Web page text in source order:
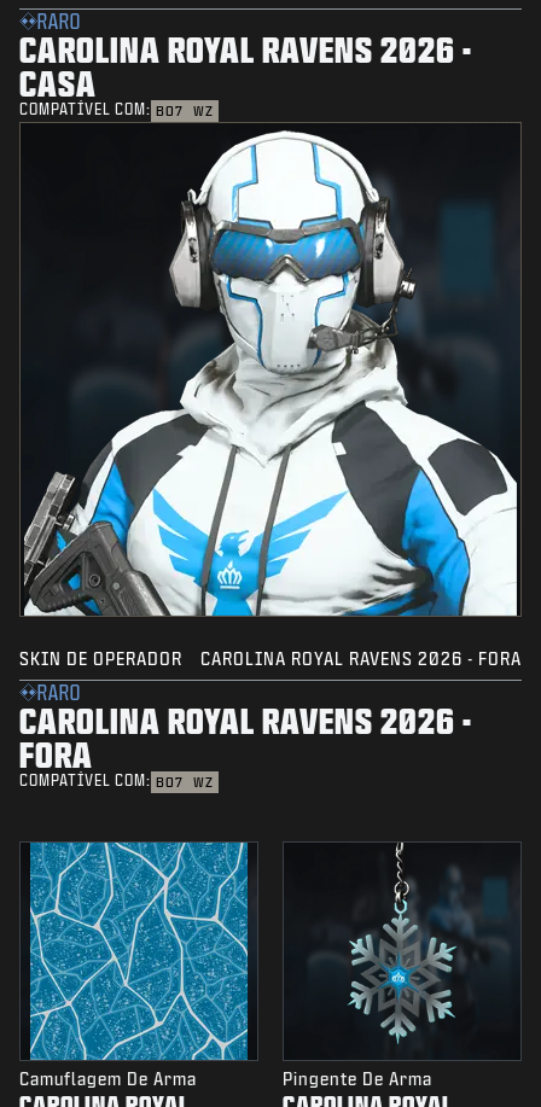
RARO
CAROLINA ROYAL RAVENS 2026 -
CASA
COMPATÍVEL COM: BO7 WZ
SKIN DE OPERADOR CAROLINA ROYAL RAVENS 2026 - FORA
RARO
CAROLINA ROYAL RAVENS 2026 -
FORA
COMPATÍVEL COM: BO7 WZ
Camuflagem De Arma Pingente De Arma